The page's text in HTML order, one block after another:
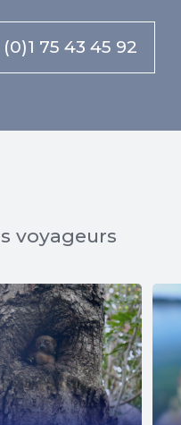
(0)1 75 43 45 92
voyageurs